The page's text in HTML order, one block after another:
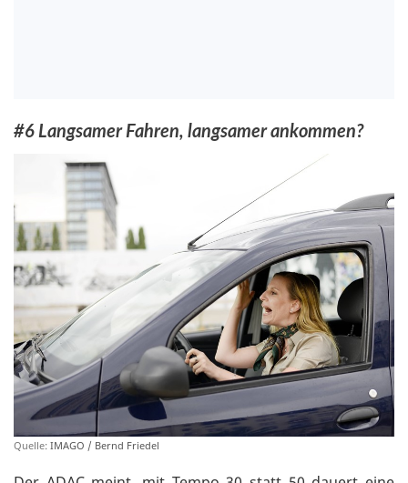
#6 Langsamer Fahren, langsamer ankommen?
Quelle: IMAGO / Bernd Friedel